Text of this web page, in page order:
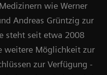
wie Werner
Andreas Grüntzig zur
steht seit etwa 2008
weitere Möglichkeit zur
zur Verfügung -